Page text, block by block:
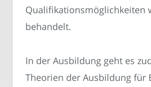
Qualifikationsmöglichkeiten
behandelt.
In der Ausbildung geht es
Theorien der Ausbildung für